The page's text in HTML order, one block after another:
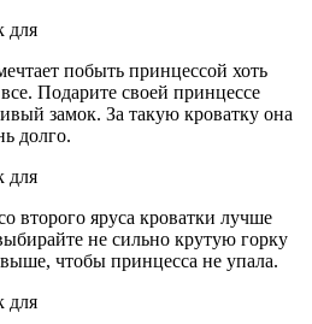
побыть принцессой хоть
Подарите своей принцессе
замок. За такую кроватку она
долго.
яруса кроватки лучше
не сильно крутую горку
чтобы принцесса не упала.